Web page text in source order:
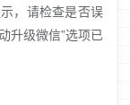
，请检查是否误
升级微信”选项已